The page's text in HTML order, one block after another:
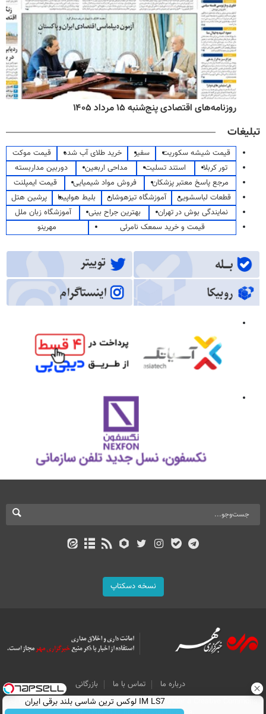
روزنامه‌های اقتصادی پنج‌شنبه ۱۵ مرداد ۱۴۰۵
تبلیغات
قیمت شیشه سکوریت سفیر خرید طلای آب شده
قیمت موکت
تور کربلا
استند تسلیت مداحی اربعین
دوربین مداربسته
مرجع پاسخ معتبر پزشکان
فروش مواد شیمیایی
قیمت ایمپلنت
قطعات لباسشویی
آموزشگاه تیزهوشان بلیط هواپیما
پرشین هتل
نمایندگی بوش در تهران
بهترین جراح بینی
آموزشگاه زبان ملل
قیمت و خرید سمعک نامرئی
مهرینو
نسخه دسکتاپ
درباره ما تماس با ما
بازرگانی
All Content by Mehr News Agency is licensed under a Creative Commons
IM LS7 لوکس ترین شاسی بلند برقی ایران